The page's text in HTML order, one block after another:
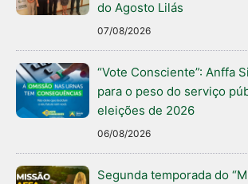
do Agosto Lilás
07/08/2026
“Vote Consciente”: Anffa
para o peso do serviço
eleições de 2026
06/08/2026
Segunda temporada do